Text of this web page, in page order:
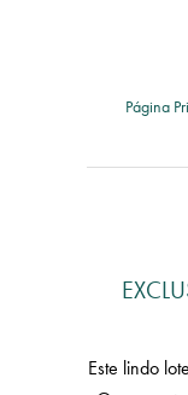
Página
Este lindo